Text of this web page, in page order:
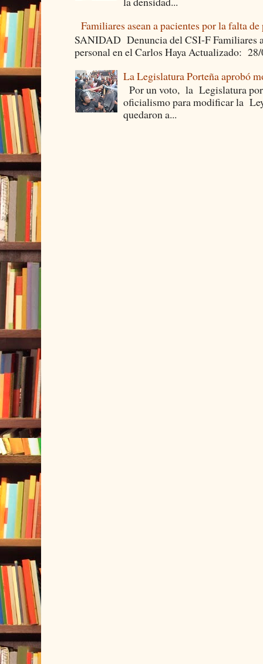
Familiares asean a pacientes por la falta
SANIDAD Denuncia del CSI-F Familiares
personal en el Carlos Haya Actualizado:
La Legislatura Porteña aprobó
Por un voto, la Legislatura
oficialismo para modificar la
quedaron a...